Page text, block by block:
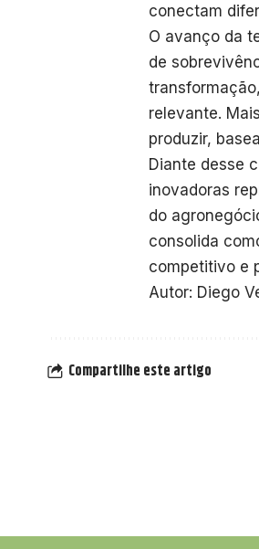
conectam
O avanço da
de
relevante.
produzir,
Diante desse
inovadoras
do
consolida
competitivo e
Autor: Diego
Compartilhe este artigo